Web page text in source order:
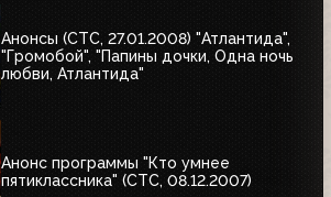
Анонсы (СТС, 27.01.2008) "Атлантида",
"Громобой", "Папины дочки, Одна ночь
любви, Атлантида"
Анонс программы "Кто умнее
пятиклассника" (СТС, 08.12.2007)